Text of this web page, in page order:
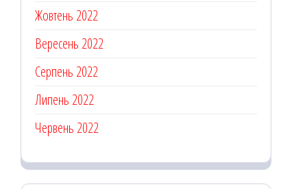
Жовтень 2022
Вересень 2022
Серпень 2022
Липень 2022
Червень 2022